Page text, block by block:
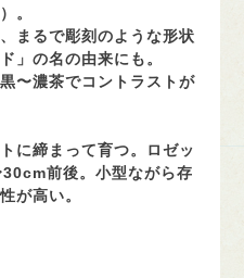
。
まるで彫刻のような形状
」の名の由来にも。
〜濃茶でコントラストが
に締まって育つ。ロゼッ
前後。小型ながら存
が高い。